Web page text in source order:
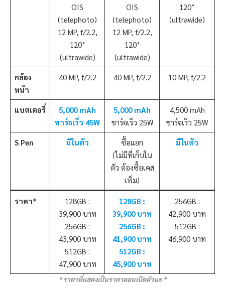
OIS
(telephoto)
12 MP, f/2.2,
120˚
(ultrawide)
OIS
(telephoto)
12 MP, f/2.2,
120˚
(ultrawide)
120˚
(ultrawide)
กล้อง
หน้า
40 MP, f/2.2 40 MP, f/2.2 10 MP, f/2.2
แบตเตอรี่
5,000 mAh
ชาร์จเร็ว 45W
5,000 mAh
ชาร์จเร็ว 25W
4,500 mAh
ชาร์จเร็ว 25W
S Pen มีในตัว
ซื้อแยก
(ไม่มีที่เก็บใน
ตัว ต้องซื้อเคส
เพิ่ม)
มีในตัว
ราคา*
128GB :
39,900 บาท
256GB :
43,900 บาท
512GB :
47,900 บาท
128GB :
39,900 บาท
256GB :
41,900 บาท
512GB :
45,900 บาท
256GB :
42,900 บาท
512GB :
46,900 บาท
* ราคาที่แสดงเป็นราคาตอนเปิดตัวนะ *